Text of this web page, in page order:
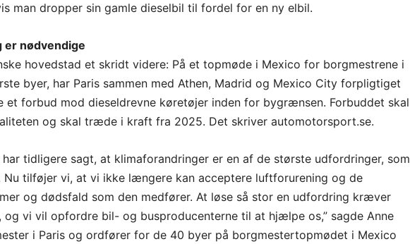
man dropper sin gamle dieselbil til fordel for en ny elbil.
er nødvendige
hovedstad et skridt videre: På et topmøde i Mexico for borgmestrene i
byer, har Paris sammen med Athen, Madrid og Mexico City forpligtiget
et forbud mod dieseldrevne køretøjer inden for bygrænsen. Forbuddet skal
og skal træde i kraft fra 2025. Det skriver automotorsport.se.
har tidligere sagt, at klimaforandringer er en af de største udfordringer, som
Nu tilføjer vi, at vi ikke længere kan acceptere luftforurening og de
og dødsfald som den medfører. At løse så stor en udfordring kræver
og vi vil opfordre bil- og busproducenterne til at hjælpe os,” sagde Anne
i Paris og ordfører for de 40 byer på borgmestertopmødet i Mexico